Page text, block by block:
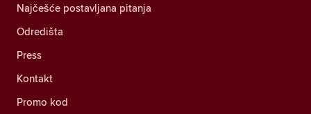
Najčešće postavljana pitanja
Odredišta
Press
Kontakt
Promo kod